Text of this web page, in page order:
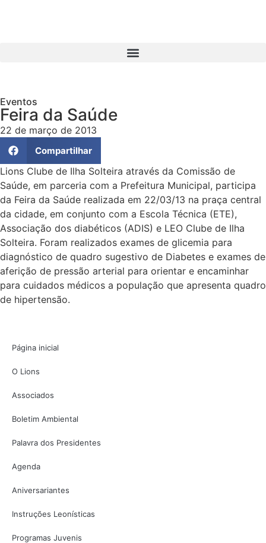
Eventos
Feira da Saúde
22 de março de 2013
Compartilhar
Lions Clube de Ilha Solteira através da Comissão de
Saúde, em parceria com a Prefeitura Municipal, participa
da Feira da Saúde realizada em 22/03/13 na praça central
da cidade, em conjunto com a Escola Técnica (ETE),
Associação dos diabéticos (ADIS) e LEO Clube de Ilha
Solteira. Foram realizados exames de glicemia para
diagnóstico de quadro sugestivo de Diabetes e exames de
aferição de pressão arterial para orientar e encaminhar
para cuidados médicos a população que apresenta quadro
de hipertensão.
Página inicial
O Lions
Associados
Boletim Ambiental
Palavra dos Presidentes
Agenda
Aniversariantes
Instruções Leonísticas
Programas Juvenis